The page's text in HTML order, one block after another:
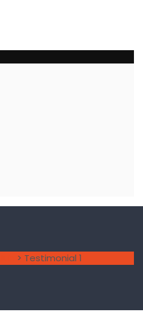
> Testimonial 1